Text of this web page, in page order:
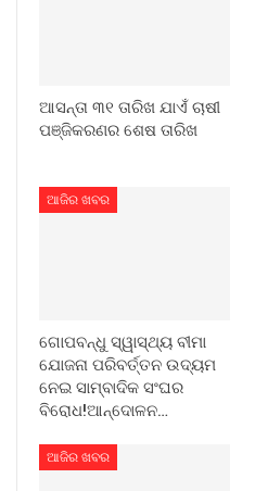
ଆସନ୍ତା ୩୧ ତାରିଖ ଯାଏଁ ଚାଷୀ
ପଞ୍ଜିକରଣର ଶେଷ ତାରିଖ
ଆଜିର ଖବର
ଗୋପବନ୍ଧୁ ସ୍ୱାସ୍ଥ୍ୟ ବୀମା
ଯୋଜନା ପରିବର୍ତ୍ତନ ଉଦ୍ୟମ
ନେଇ ସାମ୍ବାଦିକ ସଂଘର
ବିରୋଧ!ଆନ୍ଦୋଳନ…
ଆଜିର ଖବର